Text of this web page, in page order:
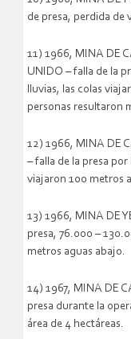
de presa, perdida de
11) 1966, MINA DE
UNIDO – falla de la
lluvias, las colas
personas resultaron
12) 1966, MINA DE
– falla de la presa
viajaron 100 metros
13) 1966, MINA DE
presa, 76.000 –
metros aguas abajo.
14) 1967, MINA DE
presa durante la
área de 4 hectáreas.